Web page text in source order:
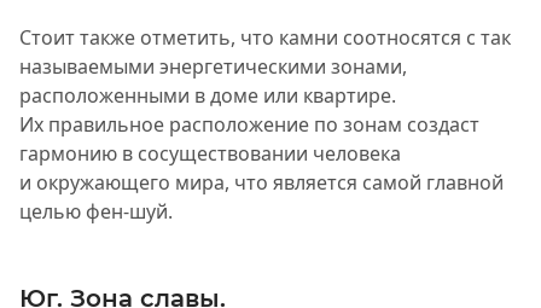
Стоит также отметить, что камни соотносятся с так
называемыми энергетическими зонами,
расположенными в доме или квартире.
Их правильное расположение по зонам создаст
гармонию в сосуществовании человека
и окружающего мира, что является самой главной
целью фен-шуй.
Юг. Зона славы.